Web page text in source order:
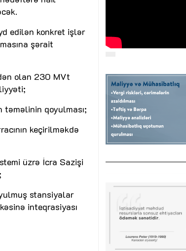
edilən konkret işlər
şərait
olan 230 MVt
təməlinin qoyulması;
keçirilməkdə
üzrə İcra Sazişi
stansiyalar
inteqrasiyası